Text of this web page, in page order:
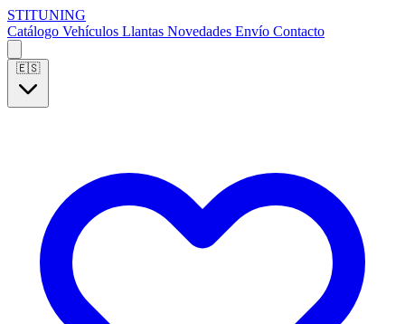
STITUNING
Catálogo Vehículos Llantas Novedades Envío Contacto
🇪🇸